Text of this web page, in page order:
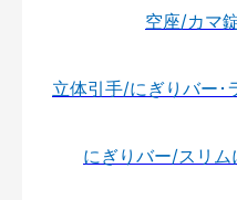
空座/カマ
立体引手/にぎりバー･
にぎりバー/スリ